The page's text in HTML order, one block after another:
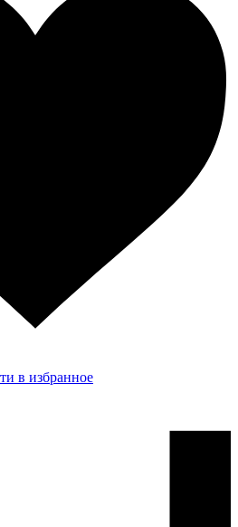
в избранное